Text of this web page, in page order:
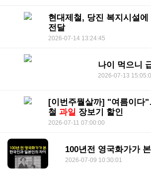
현대제철, 당진 복지시설에
전달
2026-07-14 13:24:45
나이 먹으니
2026-07-13
[이번주뭘살까] "여름이다
철 과일 장보기 할인
2026-07-11 07:00:00
100년전 영국화가가
2026-07-09 10:30:01